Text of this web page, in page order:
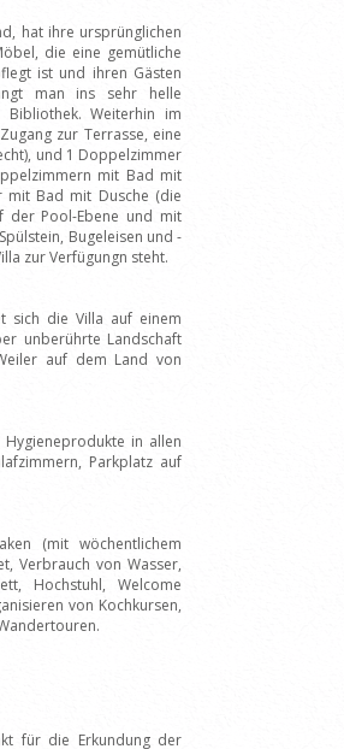
hat ihre ursprünglichen
die eine gemütliche
ist und ihren Gästen
man ins sehr helle
Bibliothek. Weiterhin im
zur Terrasse, eine
und 1 Doppelzimmer
mit Bad mit
mit Bad mit Dusche (die
der Pool-Ebene und mit
Bugeleisen und -
zur Verfügungn steht.
sich die Villa auf einem
unberührte Landschaft
auf dem Land von
Hygieneprodukte in allen
Parkplatz auf
(mit wöchentlichem
Verbrauch von Wasser,
Hochstuhl, Welcome
von Kochkursen,
für die Erkundung der